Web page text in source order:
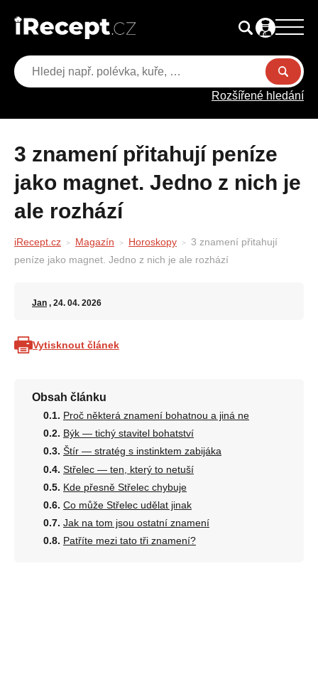
Rozšířené hledání
3 znamení přitahují peníze
jako magnet. Jedno z nich je
ale rozhází
iRecept.cz Magazín Horoskopy
3 znamení přitahují
peníze jako magnet. Jedno z nich je ale rozhází
Jan , 24. 04. 2026
Vytisknout článek
Obsah článku
Proč některá znamení bohatnou a jiná ne
Býk — tichý stavitel bohatství
Štír — stratég s instinktem zabijáka
Střelec — ten, který to netuší
Kde přesně Střelec chybuje
Co může Střelec udělat jinak
Jak na tom jsou ostatní znamení
Patříte mezi tato tři znamení?